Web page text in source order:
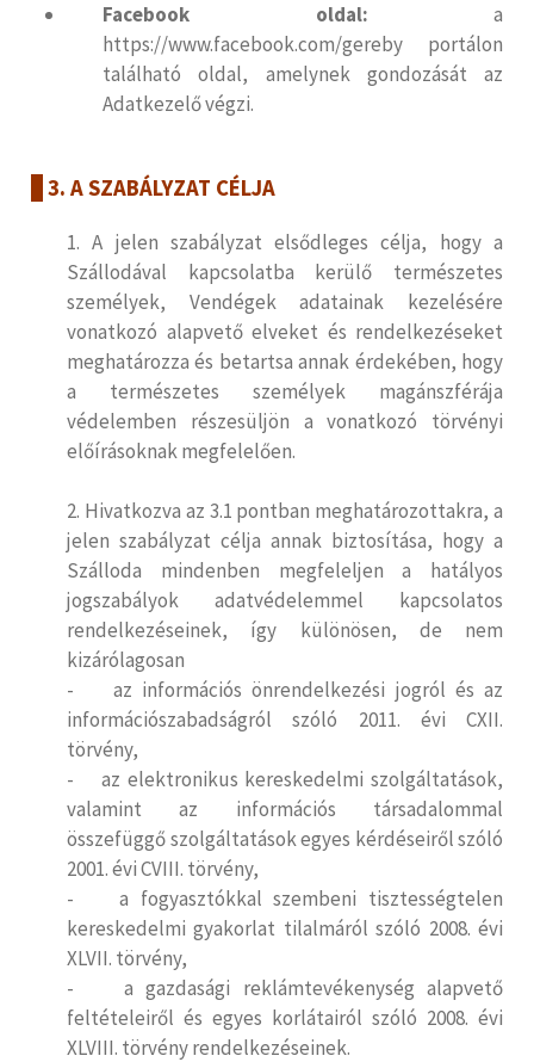
Facebook oldal: a
https://www.facebook.com/gereby portálon
található oldal, amelynek gondozását az
Adatkezelő végzi.
3. A SZABÁLYZAT CÉLJA
1. A jelen szabályzat elsődleges célja, hogy a
Szállodával kapcsolatba kerülő természetes
személyek, Vendégek adatainak kezelésére
vonatkozó alapvető elveket és rendelkezéseket
meghatározza és betartsa annak érdekében, hogy
a természetes személyek magánszférája
védelemben részesüljön a vonatkozó törvényi
előírásoknak megfelelően.
2. Hivatkozva az 3.1 pontban meghatározottakra, a
jelen szabályzat célja annak biztosítása, hogy a
Szálloda mindenben megfeleljen a hatályos
jogszabályok adatvédelemmel kapcsolatos
rendelkezéseinek, így különösen, de nem
kizárólagosan
- az információs önrendelkezési jogról és az
információszabadságról szóló 2011. évi CXII.
törvény,
- az elektronikus kereskedelmi szolgáltatások,
valamint az információs társadalommal
összefüggő szolgáltatások egyes kérdéseiről szóló
2001. évi CVIII. törvény,
- a fogyasztókkal szembeni tisztességtelen
kereskedelmi gyakorlat tilalmáról szóló 2008. évi
XLVII. törvény,
- a gazdasági reklámtevékenység alapvető
feltételeiről és egyes korlátairól szóló 2008. évi
XLVIII. törvény rendelkezéseinek.